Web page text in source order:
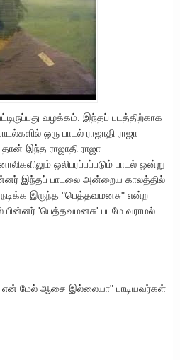
வழக்கம். இந்தப் படத்திற்காக
ஒரு பாடல் ராஜாதி ராஜா
இந்த ராஜாதி ராஜா
ஒலிபரப்பப்படும் பாடல் ஒன்று
இந்தப் பாடலை அன்றைய காலத்தில்
இருந்த "பெத்தவமனசு" என்ற
'பெத்தவமனசு' படமே வராமல்
என் மேல் ஆசை இல்லையா" பாடியவர்கள்